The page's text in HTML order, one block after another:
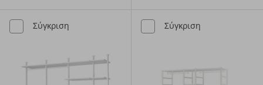
Σύγκριση Σύγκριση